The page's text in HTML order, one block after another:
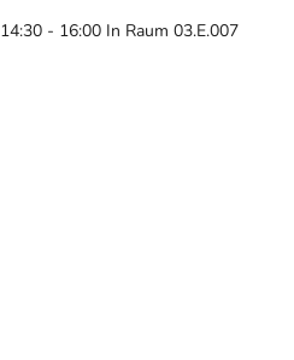
14:30 - 16:00 In Raum 03.E.007